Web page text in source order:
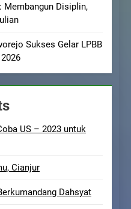
Membangun Disiplin,
Sukses Gelar LPBB
US – 2023 untuk
Cianjur
Dahsyat